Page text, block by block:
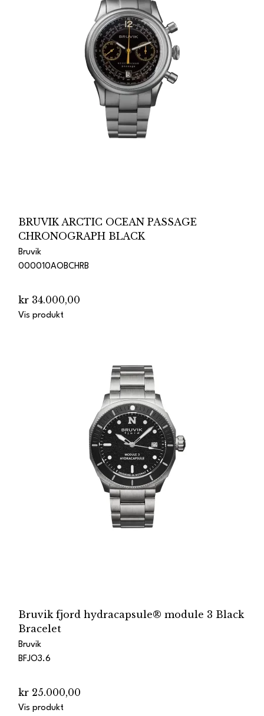
BRUVIK ARCTIC OCEAN PASSAGE
CHRONOGRAPH BLACK
Bruvik
000010AOBCHRB
kr 34.000,00
Vis produkt
Bruvik fjord hydracapsule® module 3 Black
Bracelet
Bruvik
BFJO3.6
kr 25.000,00
Vis produkt